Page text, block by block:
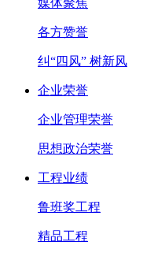
各方赞誉
纠“四风” 树新风
企业荣誉
企业管理荣誉
思想政治荣誉
工程业绩
鲁班奖工程
精品工程